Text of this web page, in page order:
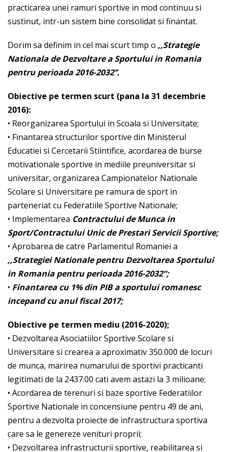
practicarea unei ramuri sportive in mod continuu si
sustinut, intr-un sistem bine consolidat si finantat.
Dorim sa definim in cel mai scurt timp o ,,Strategie
Nationala de Dezvoltare a Sportului in Romania
pentru perioada 2016-2032’’.
Obiective pe termen scurt (pana la 31 decembrie
2016):
• Reorganizarea Sportului in Scoala si Universitate;
• Finantarea structurilor sportive din Ministerul
Educatiei si Cercetarii Stiintifice, acordarea de burse
motivationale sportive in mediile preuniversitar si
universitar, organizarea Campionatelor Nationale
Scolare si Universitare pe ramura de sport in
parteneriat cu Federatiile Sportive Nationale;
• Implementarea Contractului de Munca in
Sport/Contractului Unic de Prestari Servicii Sportive;
• Aprobarea de catre Parlamentul Romaniei a
,,Strategiei Nationale pentru Dezvoltarea Sportului
in Romania pentru perioada 2016-2032”;
• Finantarea cu 1% din PIB a sportului romanesc
incepand cu anul fiscal 2017;
Obiective pe termen mediu (2016-2020);
• Dezvoltarea Asociatiilor Sportive Scolare si
Universitare si crearea a aproximativ 350.000 de locuri
de munca, marirea numarului de sportivi practicanti
legitimati de la 2437.00 cati avem astazi la 3 milioane;
• Acordarea de terenuri si baze sportive Federatiilor
Sportive Nationale in concensiune pentru 49 de ani,
pentru a dezvolta proiecte de infrastructura sportiva
care sa le genereze venituri proprii;
• Dezvoltarea infrastructurii sportive, reabilitarea si